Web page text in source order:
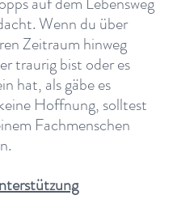
Wenn du über
Zeitraum hinweg
traurig bist oder es
hat, als gäbe es
Hoffnung, solltest
Fachmenschen